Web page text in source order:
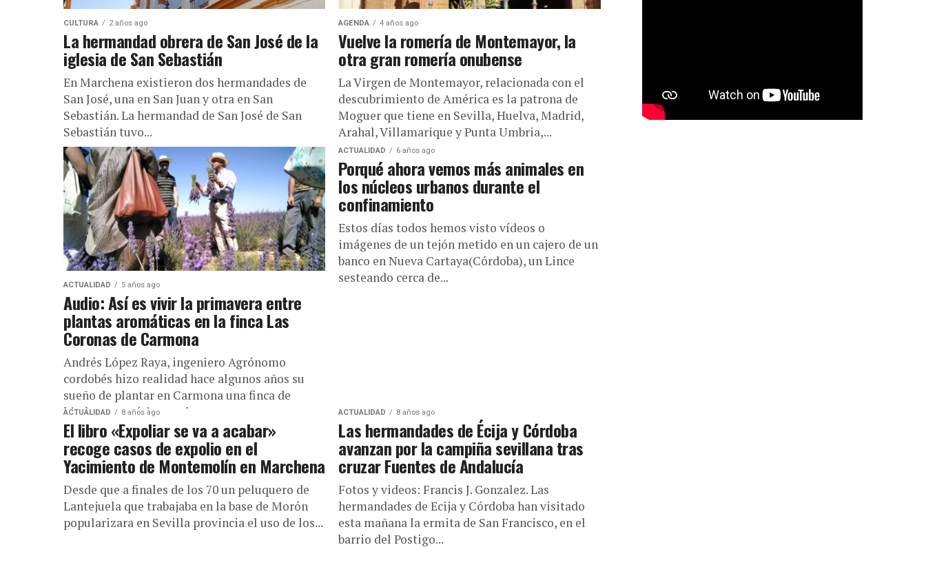
CULTURA 2 años ago
La hermandad obrera de San José de la
iglesia de San Sebastián
En Marchena existieron dos hermandades de
San José, una en San Juan y otra en San
Sebastián. La hermandad de San José de San
Sebastián tuvo...
AGENDA 4 años ago
Vuelve la romería de Montemayor, la
otra gran romería onubense
La Virgen de Montemayor, relacionada con el
descubrimiento de América es la patrona de
Moguer que tiene en Sevilla, Huelva, Madrid,
Arahal, Villamarique y Punta Umbria,...
ACTUALIDAD 5 años ago
Audio: Así es vivir la primavera entre
plantas aromáticas en la finca Las
Coronas de Carmona
Andrés López Raya, ingeniero Agrónomo
cordobés hizo realidad hace algunos años su
sueño de plantar en Carmona una finca de
hierbas aromáticas y aloe v era ...
ACTUALIDAD 6 años ago
Porqué ahora vemos más animales en
los núcleos urbanos durante el
confinamiento
Estos días todos hemos visto vídeos o
imágenes de un tejón metido en un cajero de un
banco en Nueva Cartaya(Córdoba), un Lince
sesteando cerca de...
ACTUALIDAD 8 años ago
El libro «Expoliar se va a acabar»
recoge casos de expolio en el
Yacimiento de Montemolín en Marchena
Desde que a finales de los 70 un peluquero de
Lantejuela que trabajaba en la base de Morón
popularizara en Sevilla provincia el uso de los...
ACTUALIDAD 8 años ago
Las hermandades de Écija y Córdoba
avanzan por la campiña sevillana tras
cruzar Fuentes de Andalucía
Fotos y videos: Francis J. Gonzalez. Las
hermandades de Ecija y Córdoba han visitado
esta mañana la ermita de San Francisco, en el
barrio del Postigo...